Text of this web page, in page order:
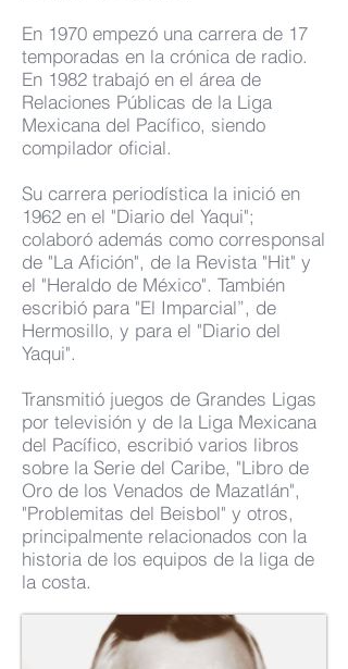
En 1970 empezó una carrera de 17
temporadas en la crónica de radio.
En 1982 trabajó en el área de
Relaciones Públicas de la Liga
Mexicana del Pacífico, siendo
compilador oficial.
Su carrera periodística la inició en
1962 en el "Diario del Yaqui";
colaboró además como corresponsal
de "La Afición", de la Revista "Hit" y
el "Heraldo de México". También
escribió para "El Imparcial”, de
Hermosillo, y para el "Diario del
Yaqui".
Transmitió juegos de Grandes Ligas
por televisión y de la Liga Mexicana
del Pacífico, escribió varios libros
sobre la Serie del Caribe, "Libro de
Oro de los Venados de Mazatlán",
"Problemitas del Beisbol" y otros,
principalmente relacionados con la
historia de los equipos de la liga de
la costa.